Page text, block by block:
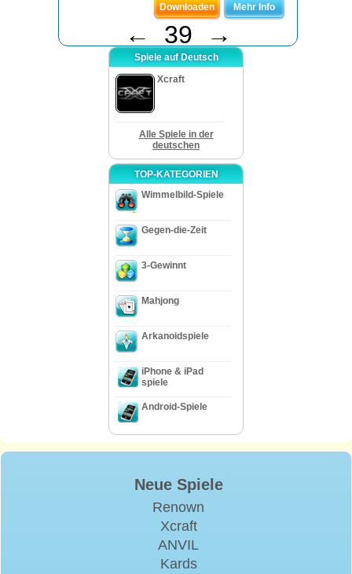
Downloaden
Mehr Info
← 39 →
Spiele auf Deutsch
Xcraft
Alle Spiele in der
deutschen
TOP-KATEGORIEN
Wimmelbild-Spiele
Gegen-die-Zeit
3-Gewinnt
Mahjong
Arkanoidspiele
iPhone & iPad
spiele
Android-Spiele
Neue Spiele
Renown
Xcraft
ANVIL
Kards